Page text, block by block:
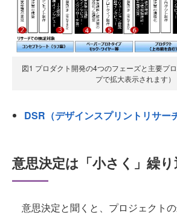
図1 プロダクト開発の4つのフェーズと主要プ
プで拡大表示されます）
DSR（デザインスプリントリサー
意思決定は「小さく」繰
意思決定と聞くと、プロジェクト